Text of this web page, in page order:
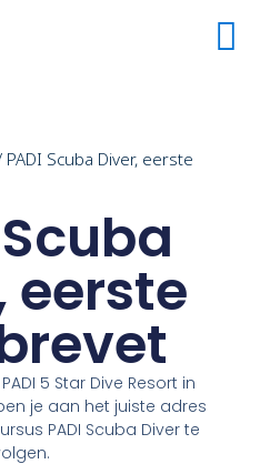
PADI Scuba Diver, eerste
eerste
5 Star Dive Resort in
je aan het juiste adres
PADI Scuba Diver te